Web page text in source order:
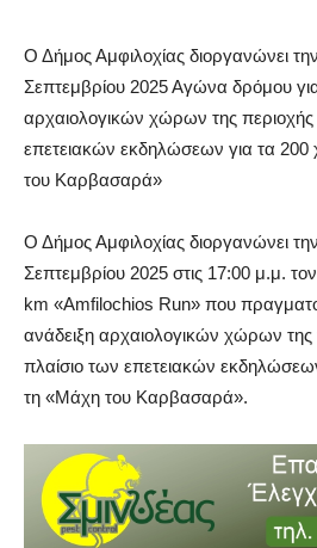
Ο Δήμος Αμφιλοχίας διοργανώνει
Σεπτεμβρίου 2025 Αγώνα δρόμου
αρχαιολογικών χώρων της περιοχής
επετειακών εκδηλώσεων για τα
του Καρβασαρά»
Ο Δήμος Αμφιλοχίας διοργανώνει
Σεπτεμβρίου 2025 στις 17:00 μ.μ.
km «Amfilochios Run» που
ανάδειξη αρχαιολογικών χώρων της
πλαίσιο των επετειακών
τη «Μάχη του Καρβασαρά».